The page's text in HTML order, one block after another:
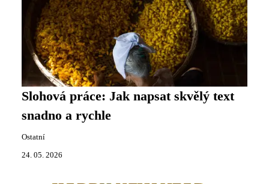
Slohová práce: Jak napsat skvělý text
snadno a rychle
Ostatní
24. 05. 2026